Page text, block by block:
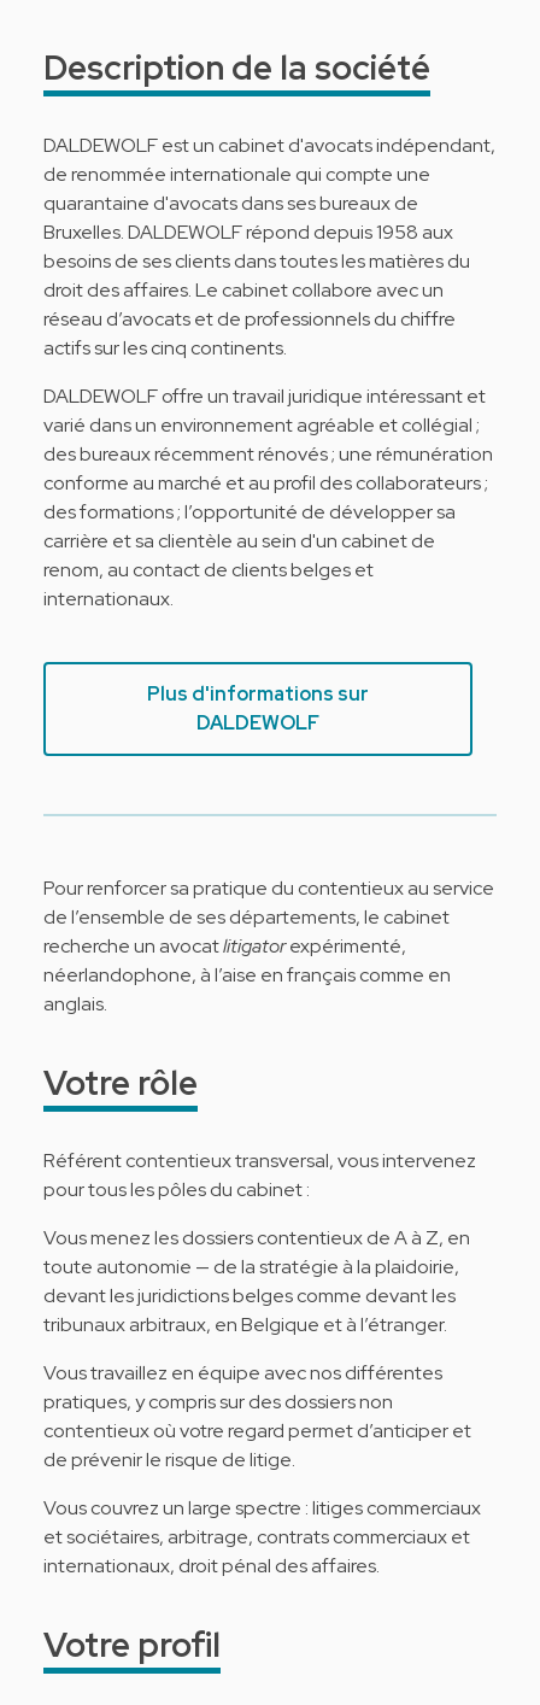
Description de la société
DALDEWOLF est un cabinet d'avocats indépendant,
de renommée internationale qui compte une
quarantaine d'avocats dans ses bureaux de
Bruxelles. DALDEWOLF répond depuis 1958 aux
besoins de ses clients dans toutes les matières du
droit des affaires. Le cabinet collabore avec un
réseau d’avocats et de professionnels du chiffre
actifs sur les cinq continents.
DALDEWOLF offre un travail juridique intéressant et
varié dans un environnement agréable et collégial ;
des bureaux récemment rénovés ; une rémunération
conforme au marché et au profil des collaborateurs ;
des formations ; l’opportunité de développer sa
carrière et sa clientèle au sein d'un cabinet de
renom, au contact de clients belges et
internationaux.
Plus d'informations sur
DALDEWOLF
Pour renforcer sa pratique du contentieux au service
de l’ensemble de ses départements, le cabinet
recherche un avocatlitigatorexpérimenté,
néerlandophone, à l’aise en français comme en
anglais.
Votre rôle
Référent contentieux transversal, vous intervenez
pour tous les pôles du cabinet :
Vous menez les dossiers contentieux de A à Z, en
toute autonomie — de la stratégie à la plaidoirie,
devant les juridictions belges comme devant les
tribunaux arbitraux, en Belgique et à l’étranger.
Vous travaillez en équipe avec nos différentes
pratiques, y compris sur des dossiers non
contentieux où votre regard permet d’anticiper et
de prévenir le risque de litige.
Vous couvrez un large spectre : litiges commerciaux
et sociétaires, arbitrage, contrats commerciaux et
internationaux, droit pénal des affaires.
Votre profil